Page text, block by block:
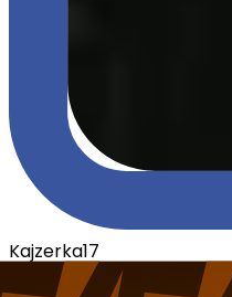
Kajzerka17
Poziom
18